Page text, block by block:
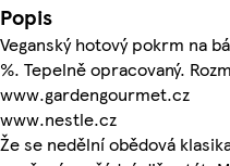
Popis
Veganský hotový pokrm na
%. Tepelně opracovaný.
www.gardengourmet.cz
www.nestle.cz
Že se nedělní obědová